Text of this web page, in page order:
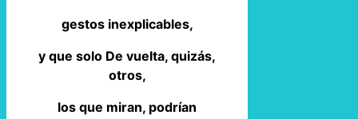
gestos inexplicables,
y que solo De vuelta, quizás,
otros,
los que miran, podrían